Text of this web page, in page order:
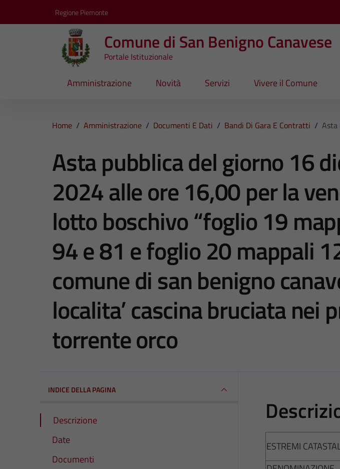
Regione Piemonte
Comune di San Benigno Canavese
Portale Istituzionale
Amministrazione Novità Servizi Vivere il Comune
Home / Amministrazione / Documenti E Dati / Bandi Di Gara E Contratti / Asta
Asta pubblica del giorno 16
2024 alle ore 16,00 per la
lotto boschivo “foglio 19
94 e 81 e foglio 20 mappali
comune di san benigno
localita’ cascina bruciata nei
torrente orco
INDICE DELLA PAGINA
Descrizione
Date
Documenti
ESTREMI